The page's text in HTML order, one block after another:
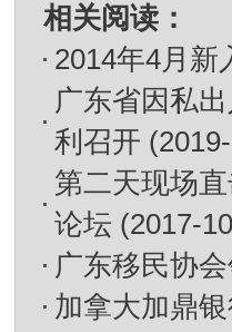
相关阅读：
2014年4月新
广东省因私
利召开
第二天现场
论坛 (2017-
广东移民协
加拿大加鼎